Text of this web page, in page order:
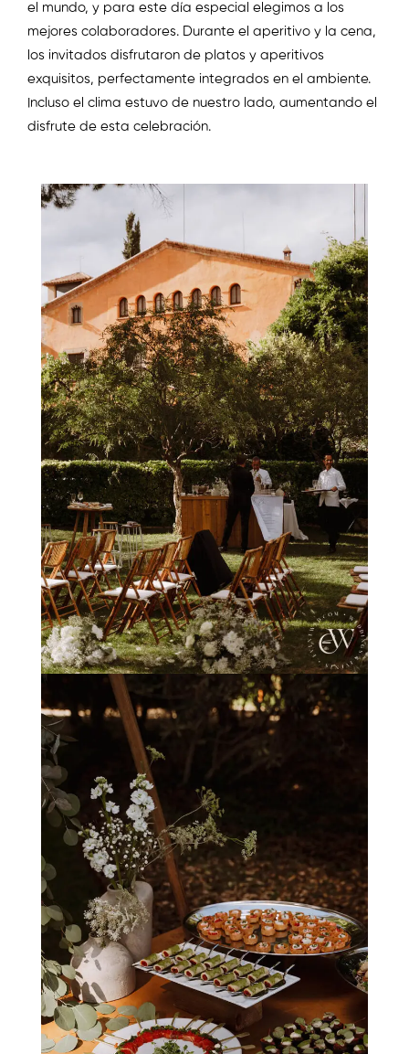
el mundo, y para este día especial elegimos a los
mejores colaboradores. Durante el aperitivo y la cena,
los invitados disfrutaron de platos y aperitivos
exquisitos, perfectamente integrados en el ambiente.
Incluso el clima estuvo de nuestro lado, aumentando el
disfrute de esta celebración.